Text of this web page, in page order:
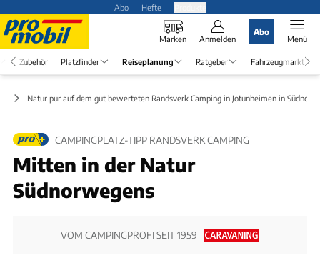
Abo Hefte
Marken Anmelden
Abo
Menü
Zubehör Platzfinder Reiseplanung Ratgeber Fahrzeugmarkt
Natur pur auf dem gut bewerteten Randsverk Camping in Jotunheimen in
CAMPINGPLATZ-TIPP RANDSVERK CAMPING
Mitten in der Natur
Südnorwegens
VOM CAMPINGPROFI SEIT 1959